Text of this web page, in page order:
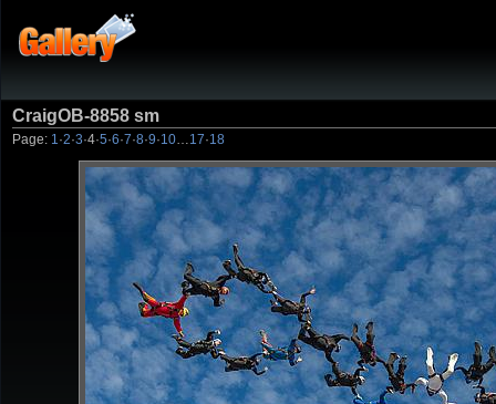
CraigOB-8858 sm
Page: 1 ·2·3·4·5·6·7·8·9·10 17·18